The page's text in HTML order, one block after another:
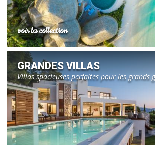
voir la collection
GRANDES VILLAS
Villas spacieuses parfaites pour les grands